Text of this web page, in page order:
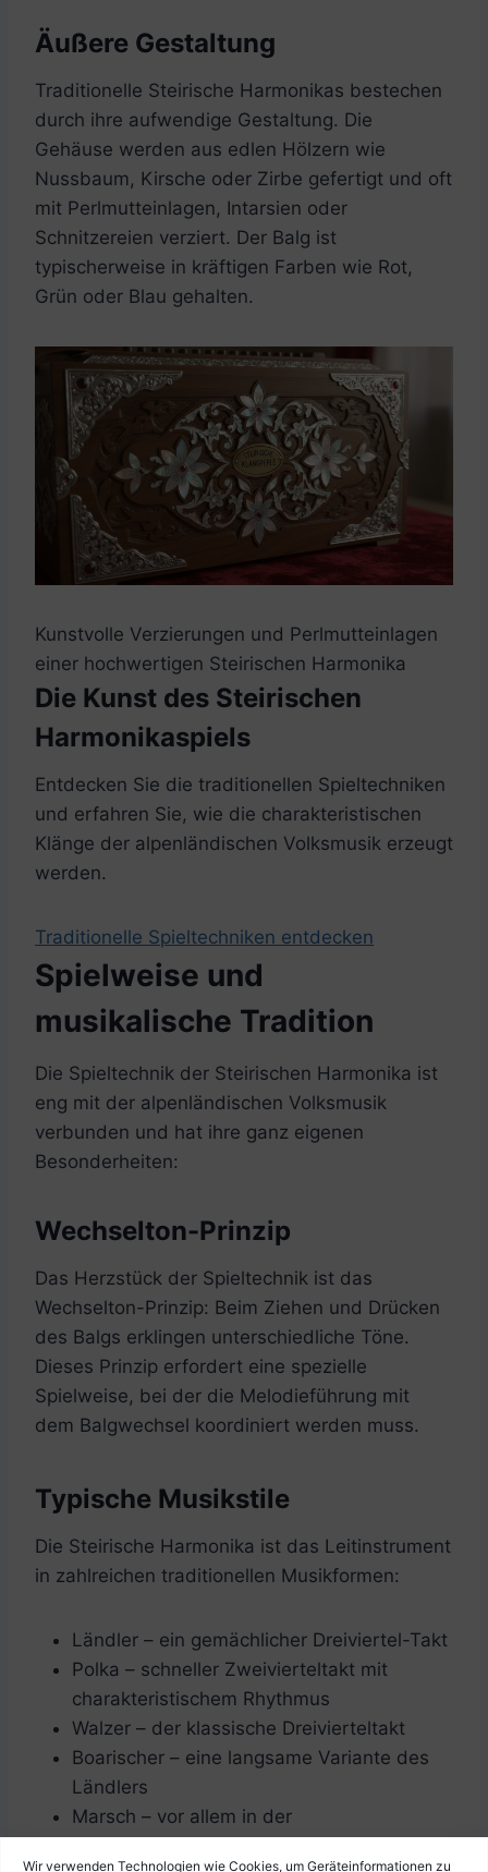
Wir verwenden Technologien wie Cookies, um Geräteinformationen zu
Äußere Gestaltung
Traditionelle Steirische Harmonikas bestechen
durch ihre aufwendige Gestaltung. Die
Gehäuse werden aus edlen Hölzern wie
Nussbaum, Kirsche oder Zirbe gefertigt und oft
mit Perlmutteinlagen, Intarsien oder
Schnitzereien verziert. Der Balg ist
typischerweise in kräftigen Farben wie Rot,
Grün oder Blau gehalten.
Kunstvolle Verzierungen und Perlmutteinlagen
einer hochwertigen Steirischen Harmonika
Die Kunst des Steirischen
Harmonikaspiels
Entdecken Sie die traditionellen Spieltechniken
und erfahren Sie, wie die charakteristischen
Klänge der alpenländischen Volksmusik erzeugt
werden.
Traditionelle Spieltechniken entdecken
Spielweise und
musikalische Tradition
Die Spieltechnik der Steirischen Harmonika ist
eng mit der alpenländischen Volksmusik
verbunden und hat ihre ganz eigenen
Besonderheiten:
Wechselton-Prinzip
Das Herzstück der Spieltechnik ist das
Wechselton-Prinzip: Beim Ziehen und Drücken
des Balgs erklingen unterschiedliche Töne.
Dieses Prinzip erfordert eine spezielle
Spielweise, bei der die Melodieführung mit
dem Balgwechsel koordiniert werden muss.
Typische Musikstile
Die Steirische Harmonika ist das Leitinstrument
in zahlreichen traditionellen Musikformen:
Ländler – ein gemächlicher Dreiviertel-Takt
Polka – schneller Zweivierteltakt mit
charakteristischem Rhythmus
Walzer – der klassische Dreivierteltakt
Boarischer – eine langsame Variante des
Ländlers
Marsch – vor allem in der